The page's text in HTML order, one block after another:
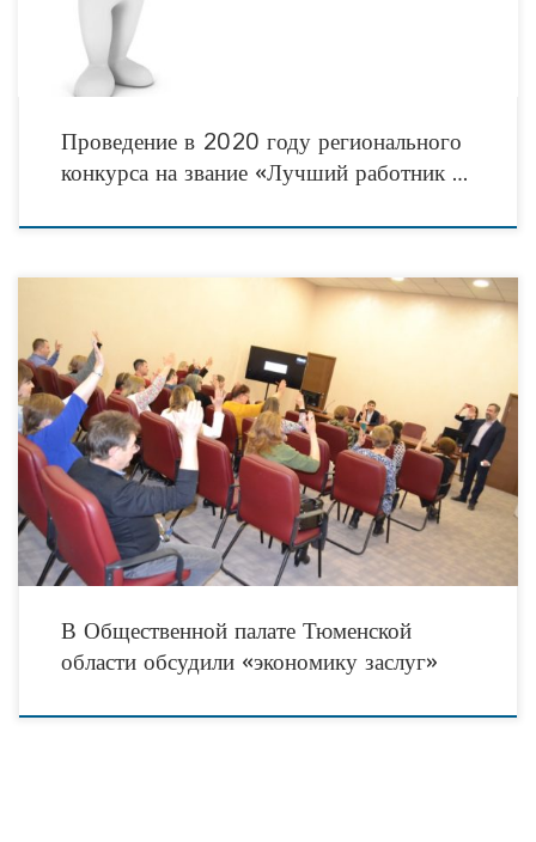
Проведение в 2020 году регионального
конкурса на звание «Лучший работник …
Первое в 2020 году расширенное заседание Комиссии по поддержке СО НКО,
развитию благотворительности и добровольческого движения Общественной
палаты Тюменской области, которое состоялось 14 января по
В Общественной палате Тюменской
области обсудили «экономику заслуг»